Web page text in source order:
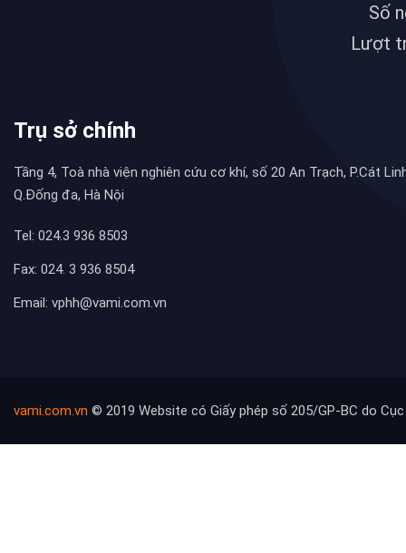
Số
Lượt
Trụ sở chính
Tầng 4, Toà nhà viện nghiên cứu cơ khí, số 20 An Trạch, P.Cát
Q.Đống đa, Hà Nội
Tel: 024.3 936 8503
Fax: 024. 3 936 8504
Email: vphh@vami.com.vn
vami.com.vn © 2019 Website có Giấy phép số 205/GP-BC do